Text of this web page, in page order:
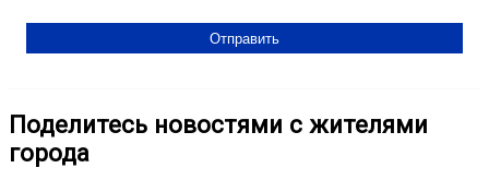
Поделитесь новостями с жителями
города